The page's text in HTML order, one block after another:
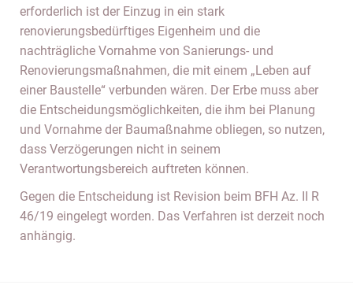
erforderlich ist der Einzug in ein stark
renovierungsbedürftiges Eigenheim und die
nachträgliche Vornahme von Sanierungs- und
Renovierungsmaßnahmen, die mit einem „Leben auf
einer Baustelle“ verbunden wären. Der Erbe muss aber
die Entscheidungsmöglichkeiten, die ihm bei Planung
und Vornahme der Baumaßnahme obliegen, so nutzen,
dass Verzögerungen nicht in seinem
Verantwortungsbereich auftreten können.
Gegen die Entscheidung ist Revision beim BFH Az. II R
46/19 eingelegt worden. Das Verfahren ist derzeit noch
anhängig.